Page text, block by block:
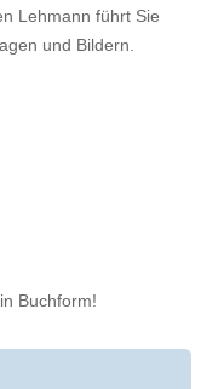
Lehmann führt Sie
und Bildern.
Buchform!